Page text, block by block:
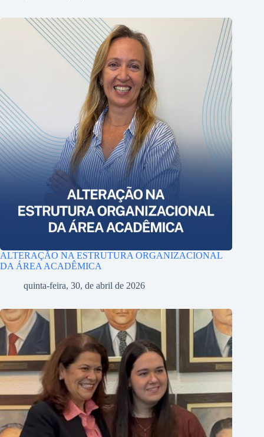
ALTERAÇÃO NA ESTRUTURA ORGANIZACIONAL
DA ÁREA ACADÊMICA
quinta-feira, 30, de abril de 2026